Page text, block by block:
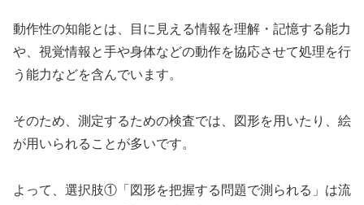
動作性の知能とは、目に見える情報を理解・記憶する能力
や、視覚情報と手や身体などの動作を協応させて処理を行
う能力などを含んでいます。
そのため、測定するための検査では、図形を用いたり、絵
が用いられることが多いです。
よって、選択肢①「図形を把握する問題で測られる」は流